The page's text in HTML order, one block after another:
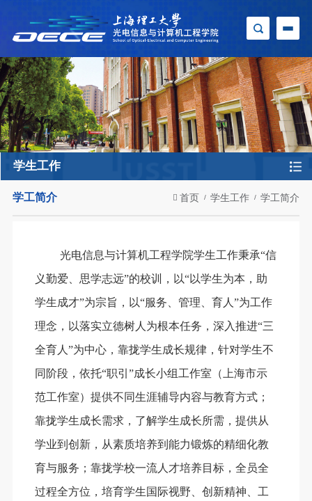
学生工作
学工简介 首页 学生工作 学工简介
光电信息与计算机工程学院学生工作秉承“信
义勤爱、思学志远”的校训，以“以学生为本，助
学生成才”为宗旨，以“服务、管理、育人”为工作
理念，以落实立德树人为根本任务，深入推进“三
全育人”为中心，靠拢学生成长规律，针对学生不
同阶段，依托“职引”成长小组工作室（上海市示
范工作室）提供不同生涯辅导内容与教育方式；
靠拢学生成长需求，了解学生成长所需，提供从
学业到创新，从素质培养到能力锻炼的精细化教
育与服务；靠拢学校一流人才培养目标，全员全
过程全方位，培育学生国际视野、创新精神、工